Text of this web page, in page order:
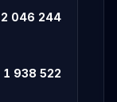
2 046 244
1 938 522